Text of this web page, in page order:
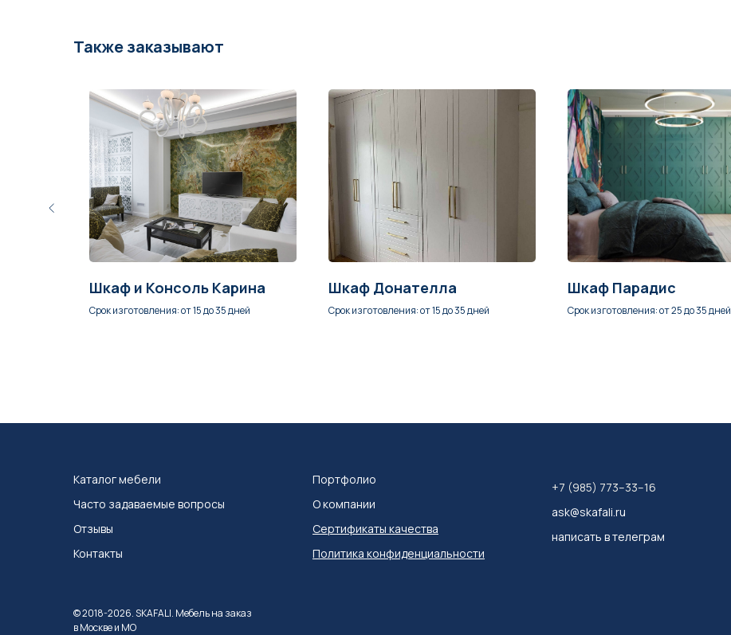
Также заказывают
Шкаф и Консоль Карина
Срок изготовления: от 15 до 35 дней
Шкаф Донателла
Срок изготовления: от 15 до 35 дней
Шкаф Парадис
Срок изготовления: от 25 до 35 дней
Каталог мебели
Часто задаваемые вопросы
Отзывы
Контакты
Портфолио
О компании
Сертификаты качества
Политика конфиденциальности
+7 (985) 773–33–16
ask@skafali.ru
написать в телеграм
© 2018-2026. SKAFALI. Мебель на заказ
в Москве и МО